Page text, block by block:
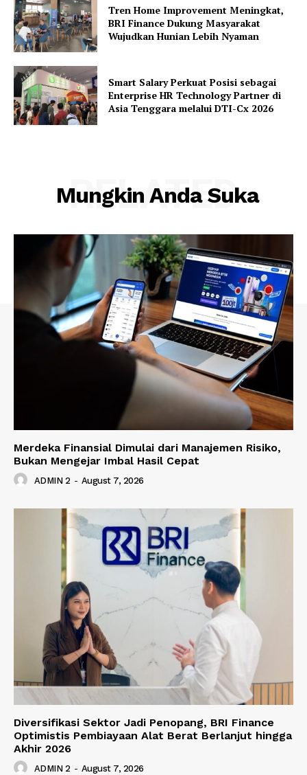
Tren Home Improvement Meningkat,
BRI Finance Dukung Masyarakat
Wujudkan Hunian Lebih Nyaman
Smart Salary Perkuat Posisi sebagai
Enterprise HR Technology Partner di
Asia Tenggara melalui DTI-Cx 2026
Mungkin Anda Suka
RELATED
Merdeka Finansial Dimulai dari Manajemen Risiko,
Bukan Mengejar Imbal Hasil Cepat
ADMIN 2 - August 7, 2026
Diversifikasi Sektor Jadi Penopang, BRI Finance
Optimistis Pembiayaan Alat Berat Berlanjut hingga
Akhir 2026
ADMIN 2 - August 7, 2026